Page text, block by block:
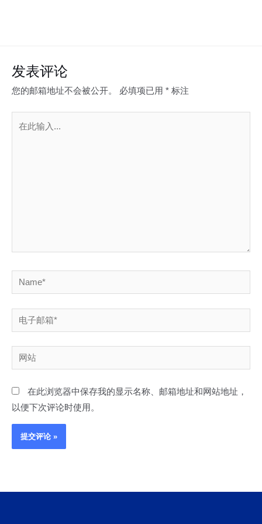
发表评论
您的邮箱地址不会被公开。 必填项已用 * 标注
Name*
电
子
邮
箱
网
站
在此浏览器中保存我的显示名称、邮箱地址和网站地址，
以便下次评论时使用。